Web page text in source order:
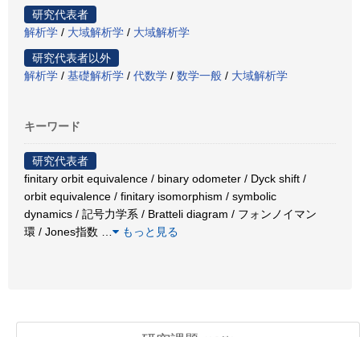
研究代表者
解析学 / 大域解析学 / 大域解析学
研究代表者以外
解析学 / 基礎解析学 / 代数学 / 数学一般 / 大域解析学
キーワード
研究代表者
finitary orbit equivalence / binary odometer / Dyck shift /
orbit equivalence / finitary isomorphism / symbolic
dynamics / 記号力学系 / Bratteli diagram / フォンノイマン
環 / Jones指数
もっと見る